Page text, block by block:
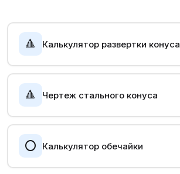
🔺 Калькулятор развертки конуса
🔺 Чертеж стального конуса
⭕ Калькулятор обечайки